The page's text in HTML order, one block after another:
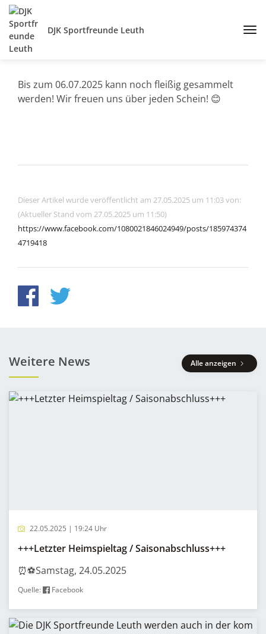
DJK Sportfreunde Leuth
Bis zum 06.07.2025 kann noch fleißig gesammelt
werden! Wir freuen uns über jeden Schein! 😊
Dieser Artikel wurde veröffentlicht am 27.05.2025 um 11:03 von:
(Aktueller Stand vom 27.05.2025 um 11:50)
https://www.facebook.com/1080021846024949/posts/185974374
4719418
Weitere News Alle anzeigen
22.05.2025 | 19:24 Uhr
+++Letzter Heimspieltag / Saisonabschluss+++
⏰⚽️Samstag, 24.05.2025
Quelle: Facebook